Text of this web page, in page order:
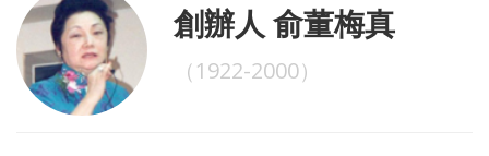
創辦人 俞董梅真
（1922-2000）